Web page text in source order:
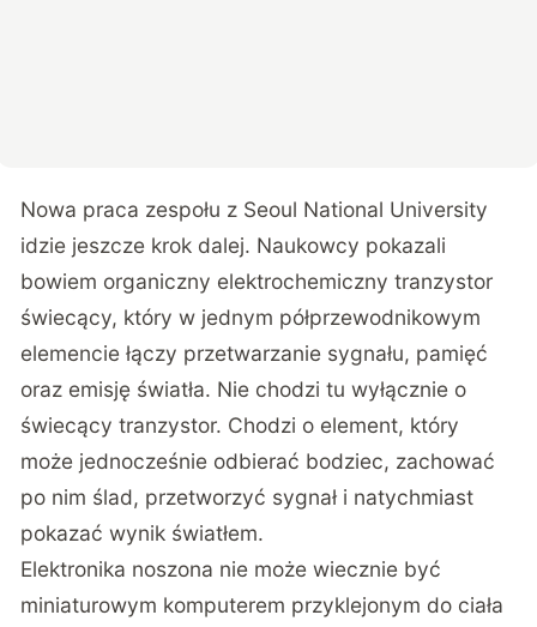
Nowa praca zespołu z Seoul National University
idzie jeszcze krok dalej. Naukowcy pokazali
bowiem organiczny elektrochemiczny tranzystor
świecący, który w jednym półprzewodnikowym
elemencie łączy przetwarzanie sygnału, pamięć
oraz emisję światła. Nie chodzi tu wyłącznie o
świecący tranzystor. Chodzi o element, który
może jednocześnie odbierać bodziec, zachować
po nim ślad, przetworzyć sygnał i natychmiast
pokazać wynik światłem.
Elektronika noszona nie może wiecznie być
miniaturowym komputerem przyklejonym do ciała